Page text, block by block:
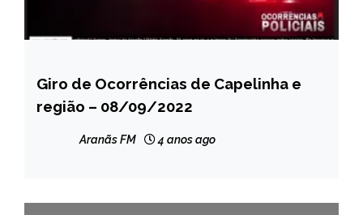
CAPELINHA
NOTÍCIAS
Giro de Ocorrências de Capelinha e
região – 08/09/2022
Aranãs FM 4 anos ago